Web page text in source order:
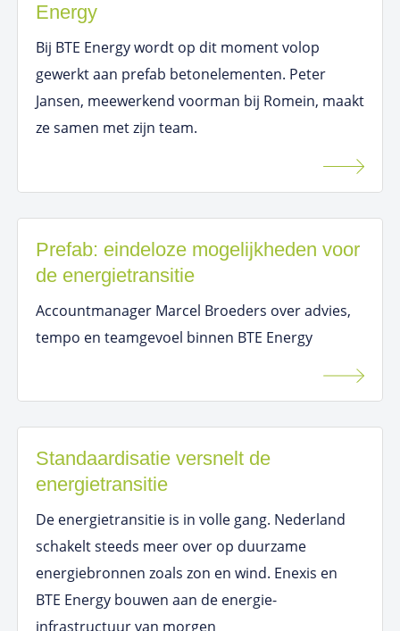
Energy
Bij BTE Energy wordt op dit moment volop
gewerkt aan prefab betonelementen. Peter
Jansen, meewerkend voorman bij Romein, maakt
ze samen met zijn team.
Prefab: eindeloze mogelijkheden voor
de energietransitie
Accountmanager Marcel Broeders over advies,
tempo en teamgevoel binnen BTE Energy
Standaardisatie versnelt de
energietransitie
De energietransitie is in volle gang. Nederland
schakelt steeds meer over op duurzame
energiebronnen zoals zon en wind. Enexis en
BTE Energy bouwen aan de energie-
infrastructuur van morgen